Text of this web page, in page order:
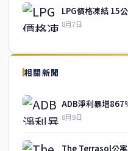
LPG價格凍結 15
8月7日
相關新聞
ADB淨利暴增
8月9日
The Terrasol公
泰國中文新聞（TCN）是一家
報導泰國當地政治、經濟、華
供即時、客觀、多元的中文新聞
service@thaichinesenews.com